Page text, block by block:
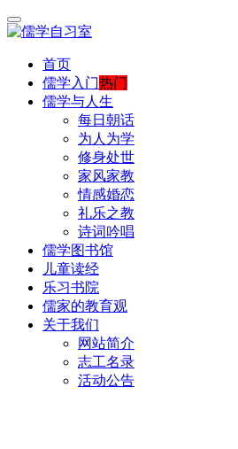
首页
儒学入门热门
儒学与人生
每日朝话
为人为学
修身处世
家风家教
情感婚恋
礼乐之教
诗词吟唱
儒学图书馆
儿童读经
乐习书院
儒家的教育观
关于我们
网站简介
志工名录
活动公告